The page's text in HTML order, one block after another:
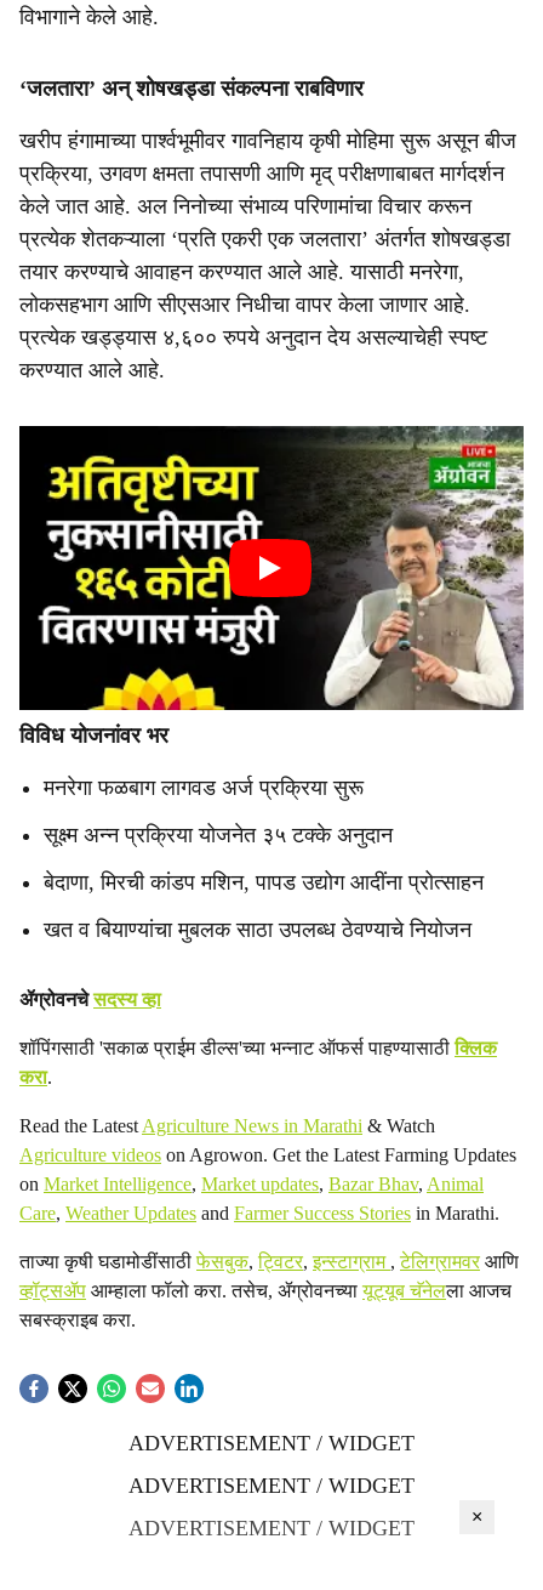
विभागाने केले आहे.
‘जलतारा’ अन्‌ शोषखड्डा संकल्पना राबविणार
खरीप हंगामाच्या पार्श्वभूमीवर गावनिहाय कृषी मोहिमा सुरू असून बीज
प्रक्रिया, उगवण क्षमता तपासणी आणि मृद्‌ परीक्षणाबाबत मार्गदर्शन
केले जात आहे. अल निनोच्या संभाव्य परिणामांचा विचार करून
प्रत्येक शेतकऱ्याला ‘प्रति एकरी एक जलतारा’ अंतर्गत शोषखड्डा
तयार करण्याचे आवाहन करण्यात आले आहे. यासाठी मनरेगा,
लोकसहभाग आणि सीएसआर निधीचा वापर केला जाणार आहे.
प्रत्येक खड्ड्यास ४,६०० रुपये अनुदान देय असल्याचेही स्पष्ट
करण्यात आले आहे.
विविध योजनांवर भर
मनरेगा फळबाग लागवड अर्ज प्रक्रिया सुरू
सूक्ष्म अन्न प्रक्रिया योजनेत ३५ टक्के अनुदान
बेदाणा, मिरची कांडप मशिन, पापड उद्योग आदींना प्रोत्साहन
खत व बियाण्यांचा मुबलक साठा उपलब्ध ठेवण्याचे नियोजन
ॲग्रोवनचेसदस्य व्हा
शॉपिंगसाठी 'सकाळ प्राईम डील्स'च्या भन्नाट ऑफर्स पाहण्यासाठीक्लिक
करा.
Read the Latest Agriculture News in Marathi & Watch
Agriculture videos on Agrowon. Get the Latest Farming Updates
on Market Intelligence, Market updates, Bazar Bhav, Animal
Care, Weather Updates and Farmer Success Stories in Marathi.
ताज्या कृषी घडामोडींसाठीफेसबुक,ट्विटर,इन्स्टाग्राम ,टेलिग्रामवरआणि
व्हॉट्सॲप आम्हाला फॉलो करा. तसेच, ॲग्रोवनच्यायूट्यूब चॅनेलला आजच
सबस्क्राइब करा.
ADVERTISEMENT / WIDGET
ADVERTISEMENT / WIDGET
ADVERTISEMENT / WIDGET
×